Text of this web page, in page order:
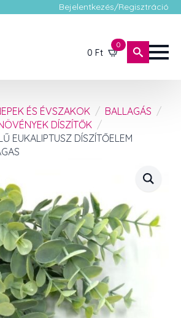
Bejelentkezés/Regisztráció
0 Ft
0
ÉS ÉVSZAKOK
BALLAGÁS
DÍSZÍTŐK
EUKALIPTUSZ DÍSZÍTŐELEM